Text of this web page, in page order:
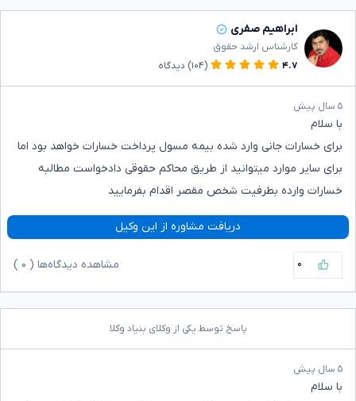
ابراهیم صفری
کارشناس ارشد حقوق
۴.۷
(۱۰۴) دیدگاه
۵ سال پیش
با سلام
برای خسارات جانی وارد شده بیمه مسول پرداخت خسارات خواهد بود اما
برای سایر موارد میتوانید از طریق محاکم حقوقی دادخواست مطالبه
خسارات وارده بطرفیت شخص مقصر اقدام بفرمایید
دریافت مشاوره از این وکیل
۰ مشاهده دیدگاه‌ها ( ۰
پاسخ توسط یکی از وکلای بنیاد وکلا
۵ سال پیش
با سلام‌